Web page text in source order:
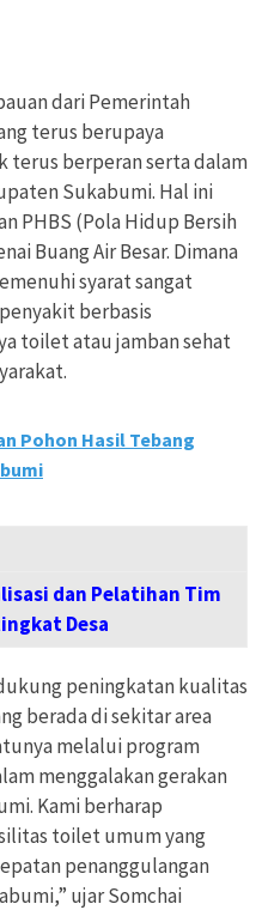
dari Pemerintah
terus berupaya
terus berperan serta dalam
Sukabumi. Hal ini
PHBS (Pola Hidup Bersih
Buang Air Besar. Dimana
syarat sangat
berbasis
toilet atau jamban sehat
Pohon Hasil Tebang
dan Pelatihan Tim
Desa
peningkatan kualitas
berada di sekitar area
melalui program
menggalakan gerakan
Kami berharap
toilet umum yang
penanggulangan
ujar Somchai